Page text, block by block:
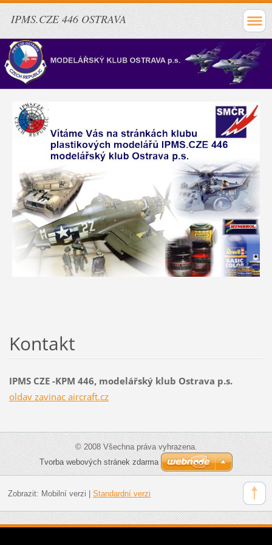
IPMS.CZE 446 OSTRAVA
Kontakt
IPMS CZE -KPM 446, modelářský klub Ostrava p.s.
oldav zavinac aircraft.cz
© 2008 Všechna práva vyhrazena.
Tvorba webových stránek zdarma
Zobrazit: Mobilní verzi Standardní verzi